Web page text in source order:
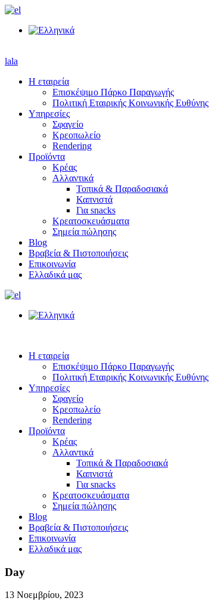
lala
Η εταιρεία
Επισκέψιμο Πάρκο Παραγωγής
Πολιτική Εταιρικής Κοινωνικής Ευθύνης
Υπηρεσίες
Σφαγείο
Κρεοπωλείο
Rendering
Προϊόντα
Κρέας
Αλλαντικά
Τοπικά & Παραδοσιακά
Καπνιστά
Για snacks
Κρεατοσκευάσματα
Σημεία πώλησης
Blog
Βραβεία & Πιστοποιήσεις
Επικοινωνία
Ελλαδικά μας
Η εταιρεία
Επισκέψιμο Πάρκο Παραγωγής
Πολιτική Εταιρικής Κοινωνικής Ευθύνης
Υπηρεσίες
Σφαγείο
Κρεοπωλείο
Rendering
Προϊόντα
Κρέας
Αλλαντικά
Τοπικά & Παραδοσιακά
Καπνιστά
Για snacks
Κρεατοσκευάσματα
Σημεία πώλησης
Blog
Βραβεία & Πιστοποιήσεις
Επικοινωνία
Ελλαδικά μας
Day
13 Νοεμβρίου, 2023